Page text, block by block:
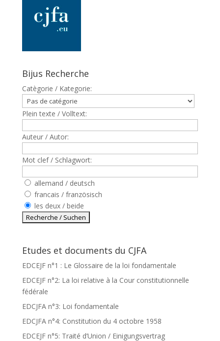
Bijus Recherche
Catègorie / Kategorie:
Plein texte / Volltext:
Auteur / Autor:
Mot clef / Schlagwort:
allemand / deutsch
francais / französisch
les deux / beide
Etudes et documents du CJFA
EDCEJF n°1 : Le Glossaire de la loi fondamentale
EDCEJF n°2: La loi relative à la Cour constitutionnelle
fédérale
EDCJFA n°3: Loi fondamentale
EDCJFA n°4: Constitution du 4 octobre 1958
EDCEJF n°5: Traité d’Union / Einigungsvertrag